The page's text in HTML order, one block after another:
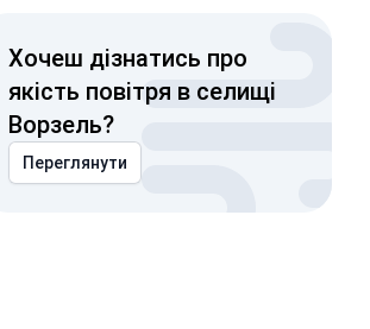
Хочеш дізнатись про
якість повітря в селищі
Ворзель?
Переглянути